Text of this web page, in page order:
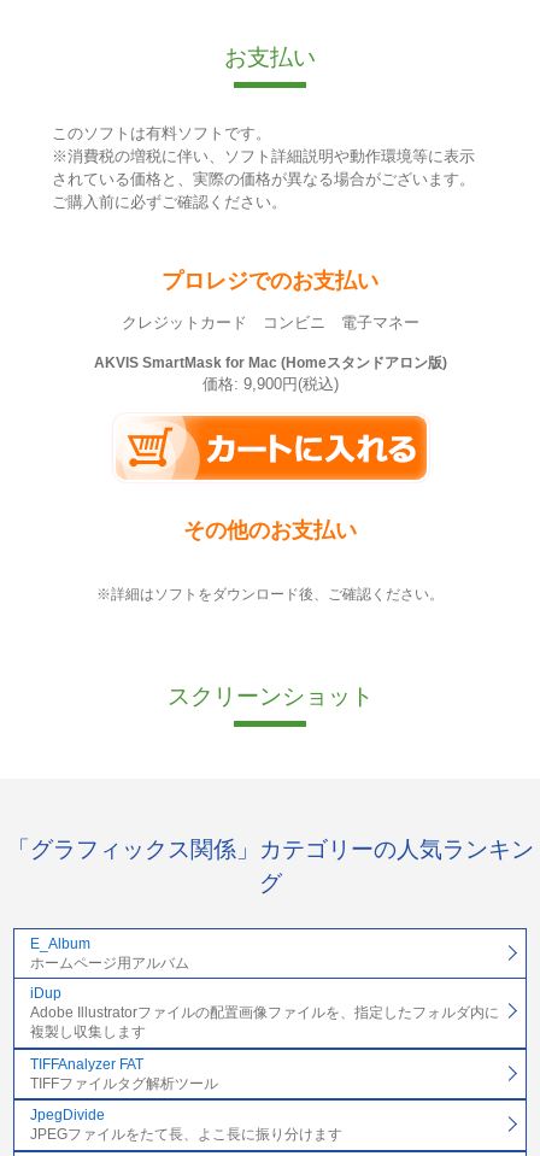
お支払い
このソフトは有料ソフトです。
※消費税の増税に伴い、ソフト詳細説明や動作環境等に表示
されている価格と、実際の価格が異なる場合がございます。
ご購入前に必ずご確認ください。
プロレジでのお支払い
クレジットカード コンビニ 電子マネー
AKVIS SmartMask for Mac (Homeスタンドアロン版)
価格: 9,900円(税込)
その他のお支払い
※詳細はソフトをダウンロード後、ご確認ください。
スクリーンショット
「グラフィックス関係」カテゴリーの人気ランキン
グ
E_Album
ホームページ用アルバム
iDup
Adobe Illustratorファイルの配置画像ファイルを、指定したフォルダ内に
複製し収集します
TIFFAnalyzer FAT
TIFFファイルタグ解析ツール
JpegDivide
JPEGファイルをたて長、よこ長に振り分けます